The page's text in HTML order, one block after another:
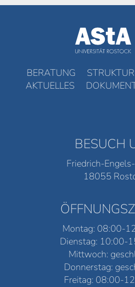
BERATUNG
AKTUELLES
BESUCH
Friedrich-
18055
Montag: 08:00-
Dienstag: 10:00-
Mittwoch:
Donnerstag:
Freitag: 08:00-